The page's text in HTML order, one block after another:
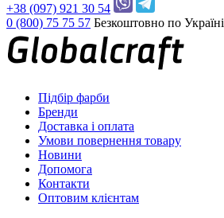
+38 (097) 921 30 54
0 (800) 75 75 57 Безкоштовно по Україні
Підбір фарби
Бренди
Доставка і оплата
Умови повернення товару
Новини
Допомога
Контакти
Оптовим клієнтам